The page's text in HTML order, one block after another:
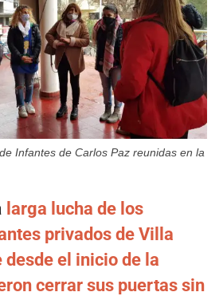
Infantes de Carlos Paz reunidas en la
larga lucha de los
privados de Villa
desde el inicio de la
cerrar sus puertas sin